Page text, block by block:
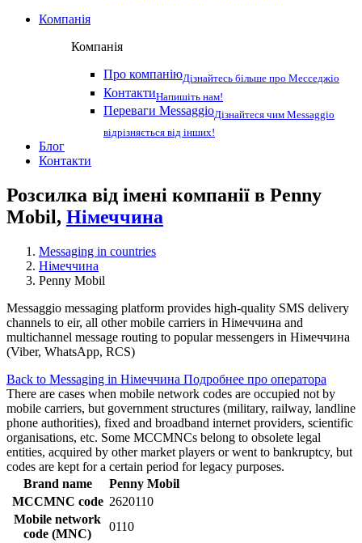
Компанія
Компанія
Про компаніюДізнайтесь більше про Месседжіо
КонтактиНапишіть нам!
Переваги MessaggioДізнайтеся чим Messaggio
відрізняється від інших!
Блог
Контакти
Розсилка від імені компанії в Penny
Mobil, Німеччина
Messaging in countries
Німеччина
Penny Mobil
Messaggio messaging platform provides high-quality SMS delivery
channels to eir, all other mobile carriers in Німеччина and
multichannel message routing to popular messengers in Німеччина
(Viber, WhatsApp, RCS)
Back to Messaging in Німеччина Подробнее про оператора
There are cases when mobile network codes are occupied not by
mobile carriers, but government structures (military, railway, landline
phone authorities), fixed and broadband internet providers, scientific
organisations, etc. Some MCCMNCs belong to obsolete legal
entities, acquired by other market players or went to bankruptcy, but
codes are kept for a certain period for legacy purposes.
Brand name
Penny Mobil
MCCMNC code 2620110
Mobile network
code (MNC)
0110